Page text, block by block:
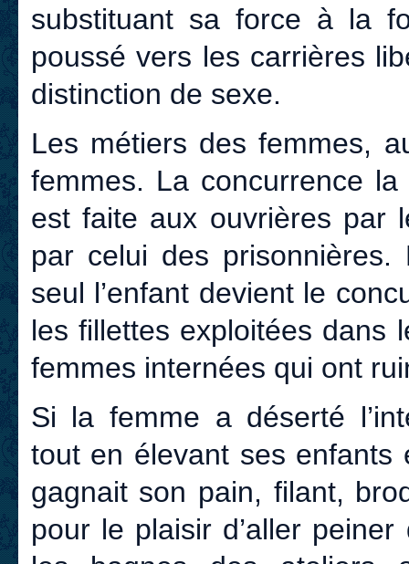
substituant sa force à la
poussé vers les carrières
distinction de sexe.
Les métiers des femmes,
femmes. La concurrence
est faite aux ouvrières par
par celui des
seul l’enfant devient le
les fillettes exploitées dans
femmes internées qui ont
Si la femme a déserté
tout en élevant ses enfants
gagnait son pain, filant,
pour le plaisir d’aller